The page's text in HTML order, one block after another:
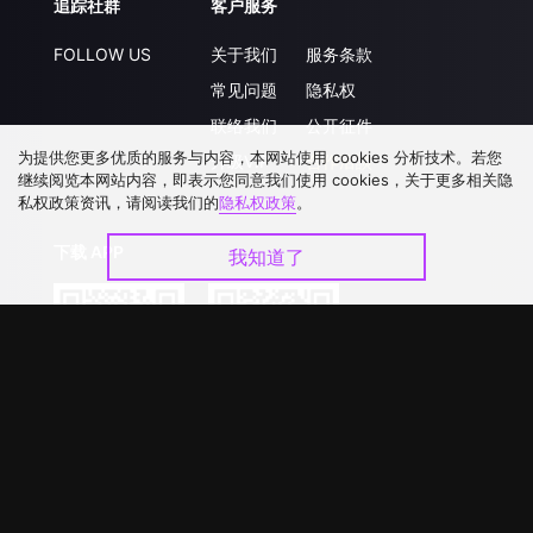
追踪社群
FOLLOW US
客户服务
关于我们
常见问题
联络我们
升级VIP
服务条款
隐私权
公开征件
合作洽談
为提供您更多优质的服务与内容，本网站使用 cookies 分析技术。若您
继续阅览本网站内容，即表示您同意我们使用 cookies，关于更多相关隐
私权政策资讯，请阅读我们的隐私权政策。
我知道了